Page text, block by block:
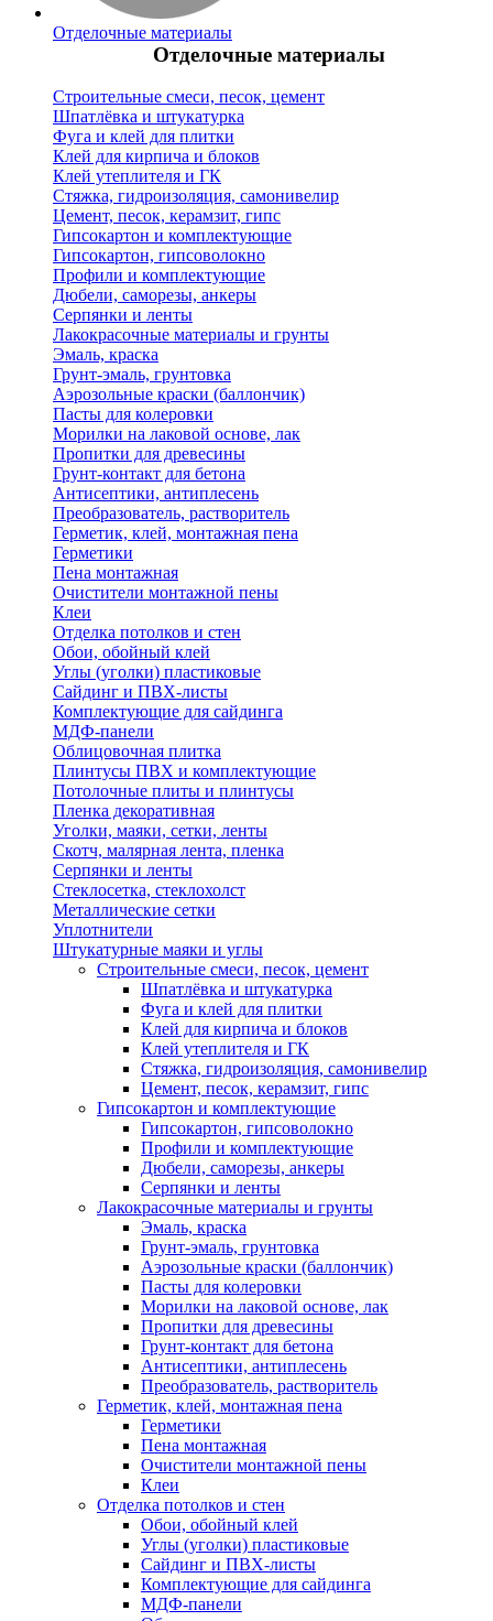
Отделочные материалы
Отделочные материалы
Строительные смеси, песок, цемент
Шпатлёвка и штукатурка
Фуга и клей для плитки
Клей для кирпича и блоков
Клей утеплителя и ГК
Стяжка, гидроизоляция, самонивелир
Цемент, песок, керамзит, гипс
Гипсокартон и комплектующие
Гипсокартон, гипсоволокно
Профили и комплектующие
Дюбели, саморезы, анкеры
Серпянки и ленты
Лакокрасочные материалы и грунты
Эмаль, краска
Грунт-эмаль, грунтовка
Аэрозольные краски (баллончик)
Пасты для колеровки
Морилки на лаковой основе, лак
Пропитки для древесины
Грунт-контакт для бетона
Антисептики, антиплесень
Преобразователь, растворитель
Герметик, клей, монтажная пена
Герметики
Пена монтажная
Очистители монтажной пены
Клеи
Отделка потолков и стен
Обои, обойный клей
Углы (уголки) пластиковые
Сайдинг и ПВХ-листы
Комплектующие для сайдинга
МДФ-панели
Облицовочная плитка
Плинтусы ПВХ и комплектующие
Потолочные плиты и плинтусы
Пленка декоративная
Уголки, маяки, сетки, ленты
Скотч, малярная лента, пленка
Серпянки и ленты
Стеклосетка, стеклохолст
Металлические сетки
Уплотнители
Штукатурные маяки и углы
Строительные смеси, песок, цемент
Шпатлёвка и штукатурка
Фуга и клей для плитки
Клей для кирпича и блоков
Клей утеплителя и ГК
Стяжка, гидроизоляция, самонивелир
Цемент, песок, керамзит, гипс
Гипсокартон и комплектующие
Гипсокартон, гипсоволокно
Профили и комплектующие
Дюбели, саморезы, анкеры
Серпянки и ленты
Лакокрасочные материалы и грунты
Эмаль, краска
Грунт-эмаль, грунтовка
Аэрозольные краски (баллончик)
Пасты для колеровки
Морилки на лаковой основе, лак
Пропитки для древесины
Грунт-контакт для бетона
Антисептики, антиплесень
Преобразователь, растворитель
Герметик, клей, монтажная пена
Герметики
Пена монтажная
Очистители монтажной пены
Клеи
Отделка потолков и стен
Обои, обойный клей
Углы (уголки) пластиковые
Сайдинг и ПВХ-листы
Комплектующие для сайдинга
МДФ-панели